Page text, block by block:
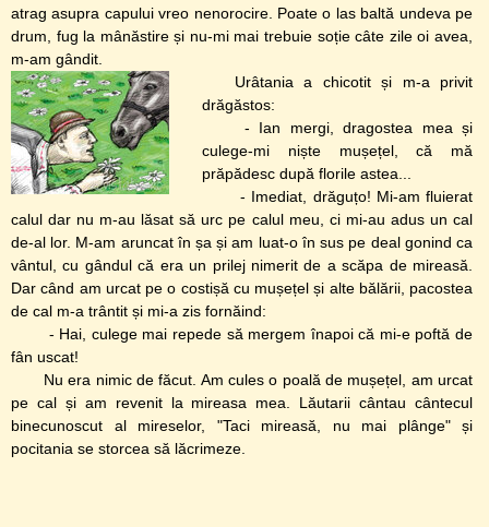
atrag asupra capului vreo nenorocire. Poate o las baltă undeva pe
drum, fug la mânăstire și nu-mi mai trebuie soție câte zile oi avea,
m-am gândit.
Urâtania a chicotit și m-a privit
drăgăstos:
- Ian mergi, dragostea mea și
culege-mi niște mușețel, că mă
prăpădesc după florile astea...
- Imediat, drăguțo! Mi-am fluierat
calul dar nu m-au lăsat să urc pe calul meu, ci mi-au adus un cal
de-al lor. M-am aruncat în șa și am luat-o în sus pe deal gonind ca
vântul, cu gândul că era un prilej nimerit de a scăpa de mireasă.
Dar când am urcat pe o costișă cu mușețel și alte bălării, pacostea
de cal m-a trântit și mi-a zis fornăind:
- Hai, culege mai repede să mergem înapoi că mi-e poftă de
fân uscat!
Nu era nimic de făcut. Am cules o poală de mușețel, am urcat
pe cal și am revenit la mireasa mea. Lăutarii cântau cântecul
binecunoscut al mireselor, "Taci mireasă, nu mai plânge" și
pocitania se storcea să lăcrimeze.